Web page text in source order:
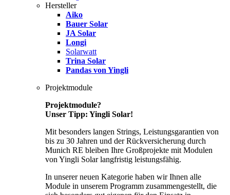
Hersteller
Aiko
Bauer Solar
JA Solar
Longi
Solarwatt
Trina Solar
Pandas von Yingli
Projektmodule
Projektmodule?
Unser Tipp: Yingli Solar!
Mit besonders langen Strings, Leistungsgarantien von
bis zu 30 Jahren und der Rückversicherung durch
Munich RE bleiben Ihre Großprojekte mit Modulen
von Yingli Solar langfristig leistungsfähig.
In unserer neuen Kategorie haben wir Ihnen alle
Module in unserem Programm zusammengestellt, die